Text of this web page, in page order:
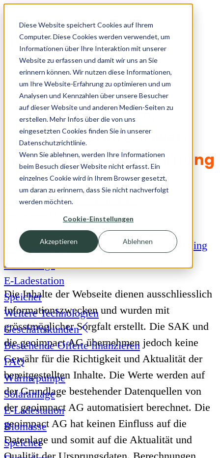
Diese Website speichert Cookies auf Ihrem
Computer. Diese Cookies werden verwendet, um
Informationen über Ihre Interaktion mit unserer
Website zu erfassen und damit wir uns an Sie
erinnern können. Wir nutzen diese Informationen,
um Ihre Website-Erfahrung zu optimieren und um
Analysen und Kennzahlen über unsere Besucher
auf dieser Website und anderen Medien-Seiten zu
erstellen. Mehr Infos über die von uns
eingesetzten Cookies finden Sie in unserer
Datenschutzrichtlinie.
Wenn Sie ablehnen, werden Ihre Informationen
beim Besuch dieser Website nicht erfasst. Ein
einzelnes Cookie wird in Ihrem Browser gesetzt,
um daran zu erinnern, dass Sie nicht nachverfolgt
werden möchten.
Cookie-Einstellungen
Akzeptieren Ablehnen
Skip to content
Fachpartner
Fachpartner werden
Fachpartner finden
Kontakt
Privatkunden
Bestehende Offerte finanzieren
FAQ
Wärmepumpe
Solaranlage
E-Ladestation
Speicher
Weitere Technologien
Geschäftskunden
Bestehende Offerte finanzieren
FAQ
Wärmepumpe
Solaranlage
E-Ladestation
Biomasse
Speicher
Impressum,
Datenschutzhinweis
und Datenschutzerklärung
SEP
Impressum SEP (Solarrechner)
Umsetzung Webseite:
Swiss Energy Planning
Die Inhalte der Webseite dienen ausschliesslich
Informationszwecken und wurden mit
grösstmöglicher Sorgfalt erstellt. Die SAK und
die geoimpact AG übernehmen jedoch keine
Gewähr für die Richtigkeit und Aktualität der
bereitgestellten Inhalte. Die Werte werden auf
der Grundlage bestehender Datenquellen von
der geoimpact AG automatisiert berechnet. Die
geoimpact AG hat keinen Einfluss auf die
Datenlage und somit auf die Aktualität und